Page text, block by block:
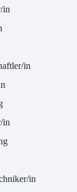
in
in
in
in